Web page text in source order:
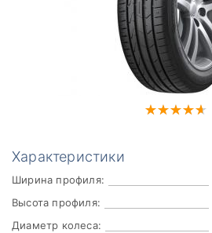
Характеристики
Ширина профиля:
Высота профиля:
Диаметр колеса: